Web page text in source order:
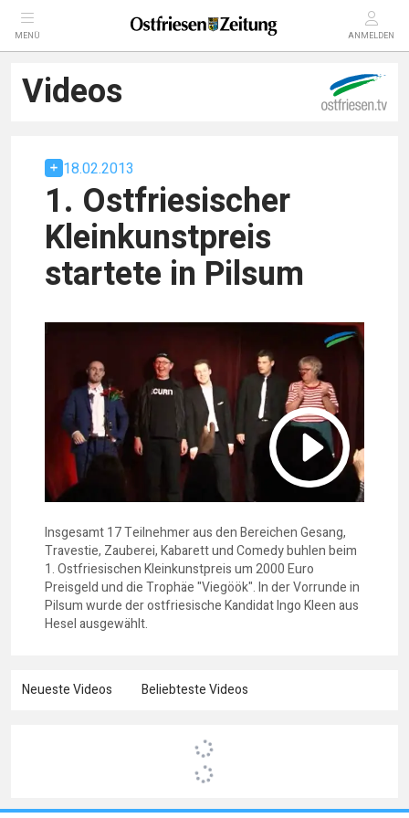
MENÜ ANMELDEN
Videos
18.02.2013
1. Ostfriesischer
Kleinkunstpreis
startete in Pilsum
Insgesamt 17 Teilnehmer aus den Bereichen Gesang,
Travestie, Zauberei, Kabarett und Comedy buhlen beim
1. Ostfriesischen Kleinkunstpreis um 2000 Euro
Preisgeld und die Trophäe "Viegöök". In der Vorrunde in
Pilsum wurde der ostfriesische Kandidat Ingo Kleen aus
Hesel ausgewählt.
Neueste Videos Beliebteste Videos